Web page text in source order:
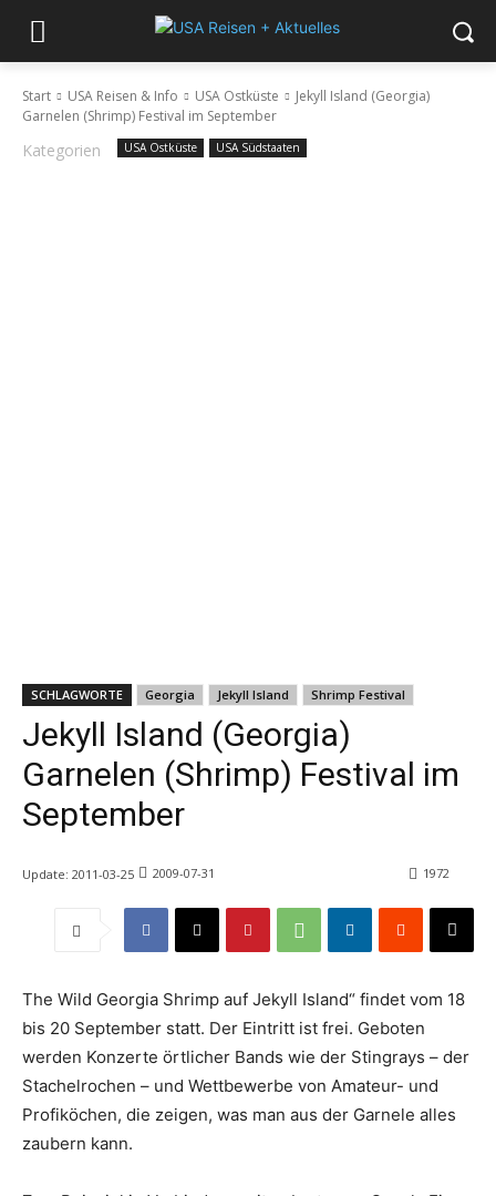
Start USA Reisen & Info USA Ostküste
Jekyll Island (Georgia)
Garnelen (Shrimp) Festival im September
Kategorien USA Ostküste USA Südstaaten
SCHLAGWORTE Georgia Jekyll Island Shrimp Festival
Jekyll Island (Georgia)
Garnelen (Shrimp) Festival im
September
Update: 2011-03-25 2009-07-31 1972
The Wild Georgia Shrimp auf Jekyll Island“ findet vom 18
bis 20 September statt. Der Eintritt ist frei. Geboten
werden Konzerte örtlicher Bands wie der Stingrays – der
Stachelrochen – und Wettbewerbe von Amateur- und
Profiköchen, die zeigen, was man aus der Garnele alles
zaubern kann.